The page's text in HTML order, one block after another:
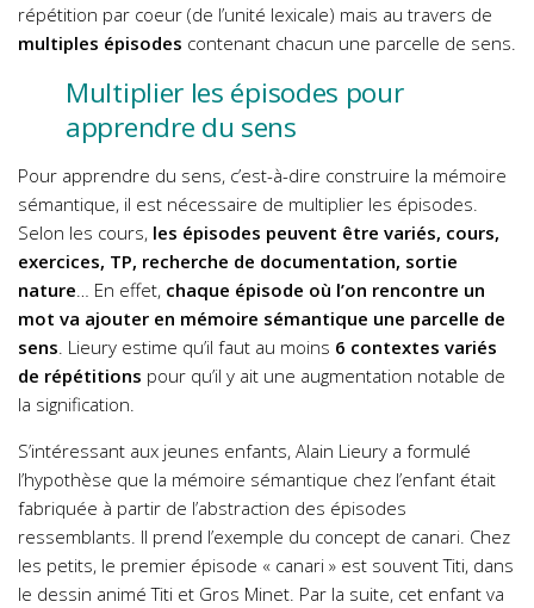
répétition par coeur (de l’unité lexicale) mais au travers de
multiples épisodes contenant chacun une parcelle de sens.
Multiplier les épisodes pour
apprendre du sens
Pour apprendre du sens, c’est-à-dire construire la mémoire
sémantique, il est nécessaire de multiplier les épisodes.
Selon les cours, les épisodes peuvent être variés, cours,
exercices, TP, recherche de documentation, sortie
nature… En effet, chaque épisode où l’on rencontre un
mot va ajouter en mémoire sémantique une parcelle de
sens. Lieury estime qu’il faut au moins 6 contextes variés
de répétitions pour qu’il y ait une augmentation notable de
la signification.
S’intéressant aux jeunes enfants, Alain Lieury a formulé
l’hypothèse que la mémoire sémantique chez l’enfant était
fabriquée à partir de l’abstraction des épisodes
ressemblants. Il prend l’exemple du concept de canari. Chez
les petits, le premier épisode « canari » est souvent Titi, dans
le dessin animé Titi et Gros Minet. Par la suite, cet enfant va